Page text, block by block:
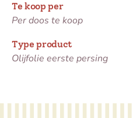
Te koop per
Per doos te koop
Type product
Olijfolie eerste persing